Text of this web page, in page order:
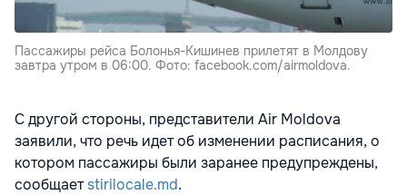
Пассажиры рейса Болонья-Кишинев прилетят в Молдову
завтра утром в 06:00. Фото: facebook.com/airmoldova.
С другой стороны, представители Air Moldova
заявили, что речь идет об изменении расписания, о
котором пассажиры были заранее предупреждены,
сообщаетstirilocale.md.